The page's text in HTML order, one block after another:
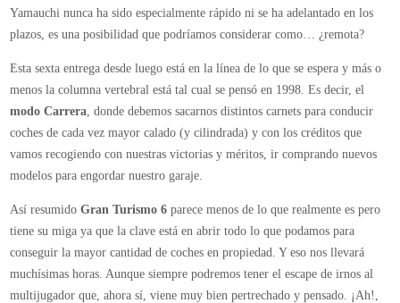
Yamauchi nunca ha sido especialmente rápido ni se ha adelantado en los
plazos, es una posibilidad que podríamos considerar como… ¿remota?
Esta sexta entrega desde luego está en la línea de lo que se espera y más o
menos la columna vertebral está tal cual se pensó en 1998. Es decir, el
modo Carrera , donde debemos sacarnos distintos carnets para conducir
coches de cada vez mayor calado (y cilindrada) y con los créditos que
vamos recogiendo con nuestras victorias y méritos, ir comprando nuevos
modelos para engordar nuestro garaje.
Así resumidoGran Turismo 6 parece menos de lo que realmente es pero
tiene su miga ya que la clave está en abrir todo lo que podamos para
conseguir la mayor cantidad de coches en propiedad. Y eso nos llevará
muchísimas horas. Aunque siempre podremos tener el escape de irnos al
multijugador que, ahora sí, viene muy bien pertrechado y pensado. ¡Ah!,